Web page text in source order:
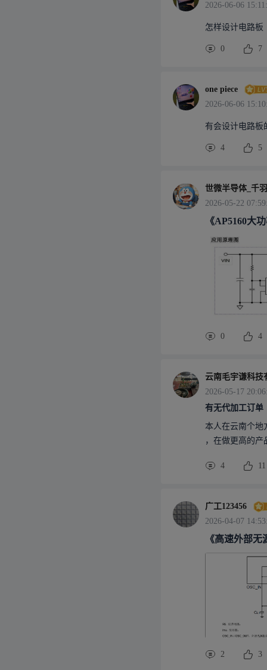
2026-06-06
怎样设计电路板
0 7
one piece
2026-06-06
有会设计电路板
4 5
世微半导体_千羽
2026-05-22
《AP5160大
0 4
云南毛宇谦科技
2026-05-17
有无代加工订单
本人在云南个地
，在做更高的
4 11
广工123456
2026-04-07
《高速外部
2 3